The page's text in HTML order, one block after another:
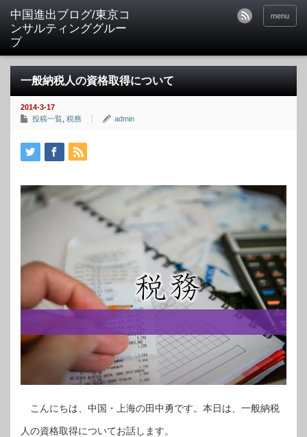
中国進出ブログ/東京コ
ンサルティンググルー
プ
menu
一般納税人の資格取得について
2014-3-17
投稿一覧 税務 admin
こんにちは、中国・上海の田中勇です。本日は、一般納税
人の資格取得についてお話します。